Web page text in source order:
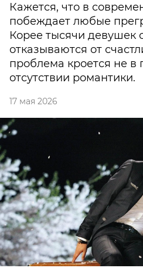
Кажется, что в
побеждает любые
Корее тысячи девушек
отказываются от
проблема кроется не в
отсутствии романтики.
17 мая 2026